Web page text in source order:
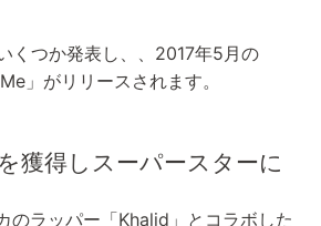
くつか発表し、、2017年5月の
」がリリースされます。
獲得しスーパースターに
のラッパー「Khalid」とコラボした